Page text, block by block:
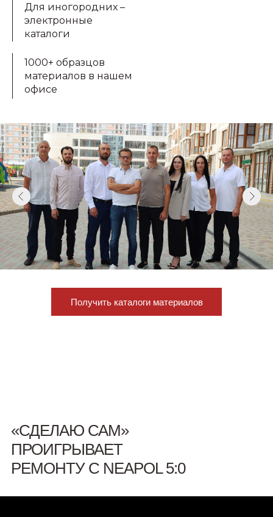
Получить каталоги материалов
1000+ образцов
материалов в нашем
офисе
Для иногородних –
электронные
каталоги
«СДЕЛАЮ САМ»
ПРОИГРЫВАЕТ
РЕМОНТУ С NEAPOL 5:0